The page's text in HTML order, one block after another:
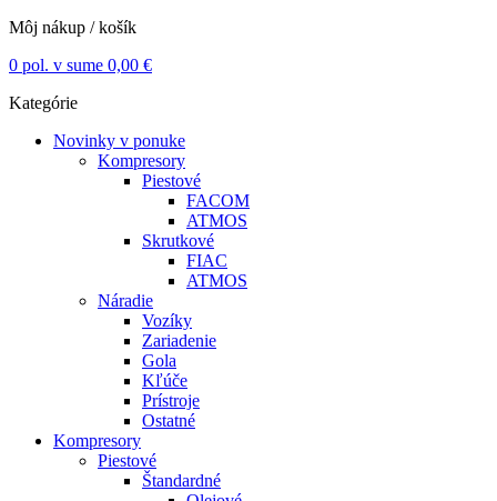
Môj nákup / košík
0 pol. v sume 0,00 €
Kategórie
Novinky v ponuke
Kompresory
Piestové
FACOM
ATMOS
Skrutkové
FIAC
ATMOS
Náradie
Vozíky
Zariadenie
Gola
Kľúče
Prístroje
Ostatné
Kompresory
Piestové
Štandardné